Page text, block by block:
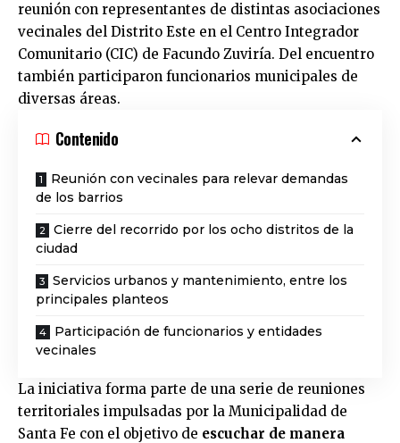
reunión con representantes de distintas asociaciones
vecinales del Distrito Este en el Centro Integrador
Comunitario (CIC) de Facundo Zuviría. Del encuentro
también participaron funcionarios municipales de
diversas áreas.
Contenido
Reunión con vecinales para relevar demandas
de los barrios
Cierre del recorrido por los ocho distritos de la
ciudad
Servicios urbanos y mantenimiento, entre los
principales planteos
Participación de funcionarios y entidades
vecinales
La iniciativa forma parte de una serie de reuniones
territoriales impulsadas por la Municipalidad de
Santa Fe con el objetivo de escuchar de manera